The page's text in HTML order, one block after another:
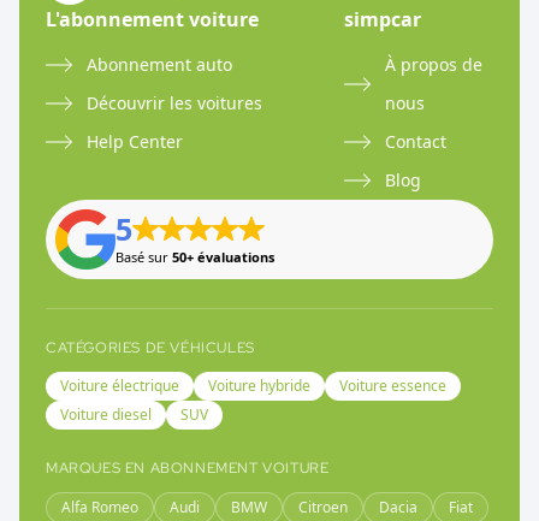
L'abonnement voiture
Abonnement auto
Découvrir les voitures
Help Center
simpcar
À propos de
nous
Contact
Blog
5
Basé sur 50+ évaluations
CATÉGORIES DE VÉHICULES
Voiture électrique Voiture hybride
Voiture essence
Voiture diesel
SUV
MARQUES EN ABONNEMENT VOITURE
Alfa Romeo Audi BMW Citroen Dacia Fiat